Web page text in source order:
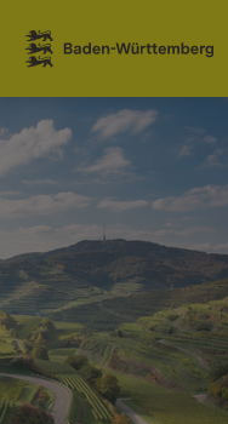
Zum Inhalt
Link zur Startseite